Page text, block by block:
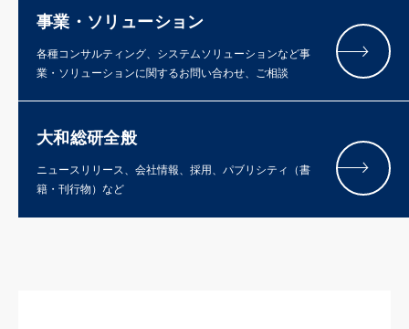
事業・ソリューション
各種コンサルティング、システムソリューションなど事
業・ソリューションに関するお問い合わせ、ご相談
大和総研全般
ニュースリリース、会社情報、採用、パブリシティ（書
籍・刊行物）など